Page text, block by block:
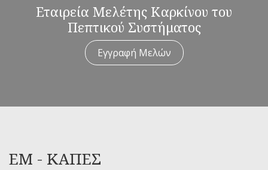
Εταιρεία Μελέτης Καρκίνου του
Πεπτικού Συστήματος
Εγγραφή Μελών
ΕΜ - ΚΑΠΕΣ